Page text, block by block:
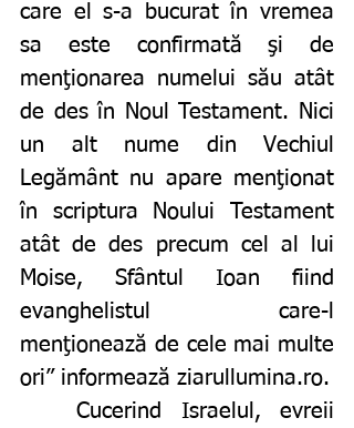
care el s-a bucurat în vremea
sa este confirmată şi de
menţionarea numelui său atât
de des în Noul Testament. Nici
un alt nume din Vechiul
Legământ nu apare menţionat
în scriptura Noului Testament
atât de des precum cel al lui
Moise, Sfântul Ioan fiind
evanghelistul care-l
menţionează de cele mai multe
ori” informează ziarullumina.ro.
	Cucerind Israelul, evreii